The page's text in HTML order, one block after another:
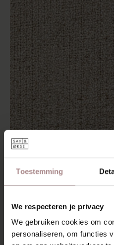
Toestemming
We respecteren je privacy
We gebruiken cookies om
personaliseren, om functies
STOFSTAAL